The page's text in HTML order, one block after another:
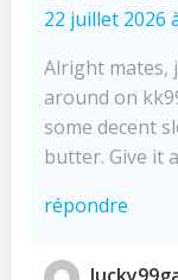
22 juillet 2026
Alright mates,
around on
some decent
butter. Give it
répondre